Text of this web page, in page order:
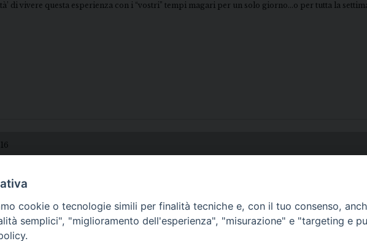
di vivere questa esperienza con i “vostri” tempi magari per un solo giorno…o per tutta la
cookie o tecnologie simili per finalità tecniche e, con il tuo consenso,
semplici", "miglioramento dell'esperienza", "misurazione" e "targeting e